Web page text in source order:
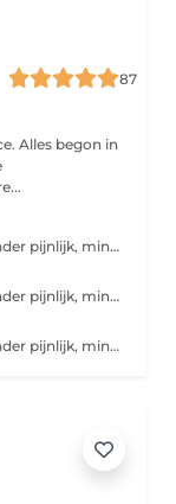
87
Alles begon in
Voordelen: 100% natuurlijk product, 50% minder pijnlijk, minder allergische reactie, minder afgebroken of ingegroeide haren, vermindert de haargroei
Voordelen: 100% natuurlijk product, 50% minder pijnlijk, minder allergische reactie, minder afgebroken of ingegroeide haren, vermindert de haargroei
Voordelen: 100% natuurlijk product, 50% minder pijnlijk, minder allergische reactie, minder afgebroken of ingegroeide haren, vermindert de haargroei